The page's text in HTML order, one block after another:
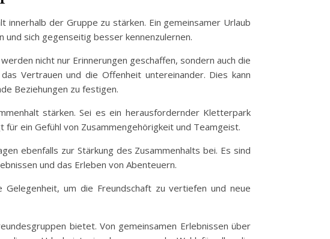
der Gruppe zu stärken. Ein gemeinsamer Urlaub
sich gegenseitig besser kennenzulernen.
nicht nur Erinnerungen geschaffen, sondern auch die
Vertrauen und die Offenheit untereinander. Dies kann
Beziehungen zu festigen.
stärken. Sei es ein herausfordernder Kletterpark
ein Gefühl von Zusammengehörigkeit und Teamgeist.
ebenfalls zur Stärkung des Zusammenhalts bei. Es sind
und das Erleben von Abenteuern.
um die Freundschaft zu vertiefen und neue
bietet. Von gemeinsamen Erlebnissen über